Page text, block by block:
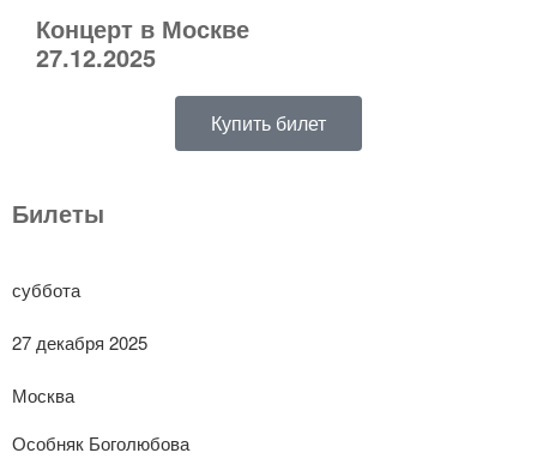
Концерт в Москве
27.12.2025
Купить билет
Билеты
суббота
27 декабря 2025
Москва
Особняк Боголюбова